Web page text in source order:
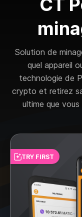
CT
Solution de
quel appareil
technologie de
crypto et retirez
ultime que
TRY FIRST